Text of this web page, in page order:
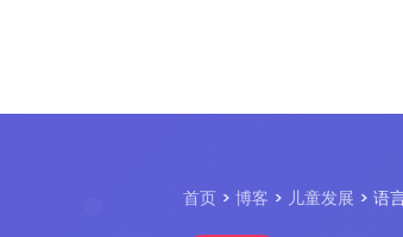
首页 >博客 > 儿童发展 > 语